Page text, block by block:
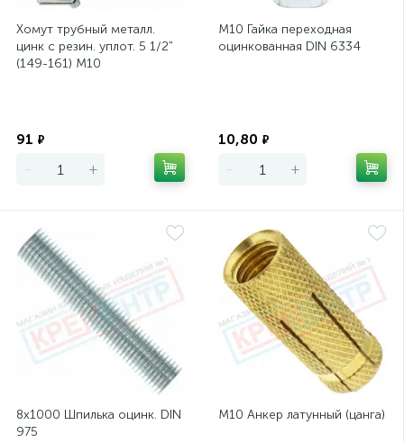
Хомут трубный металл.
цинк с резин. уплот. 5 1/2"
(149-161) М10
91 ₽
- +
М10 Гайка переходная
оцинкованная DIN 6334
10,80 ₽
- +
8х1000 Шпилька оцинк. DIN
975
М10 Анкер латунный (цанга)